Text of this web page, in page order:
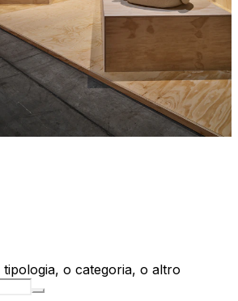
o categoria, o altro